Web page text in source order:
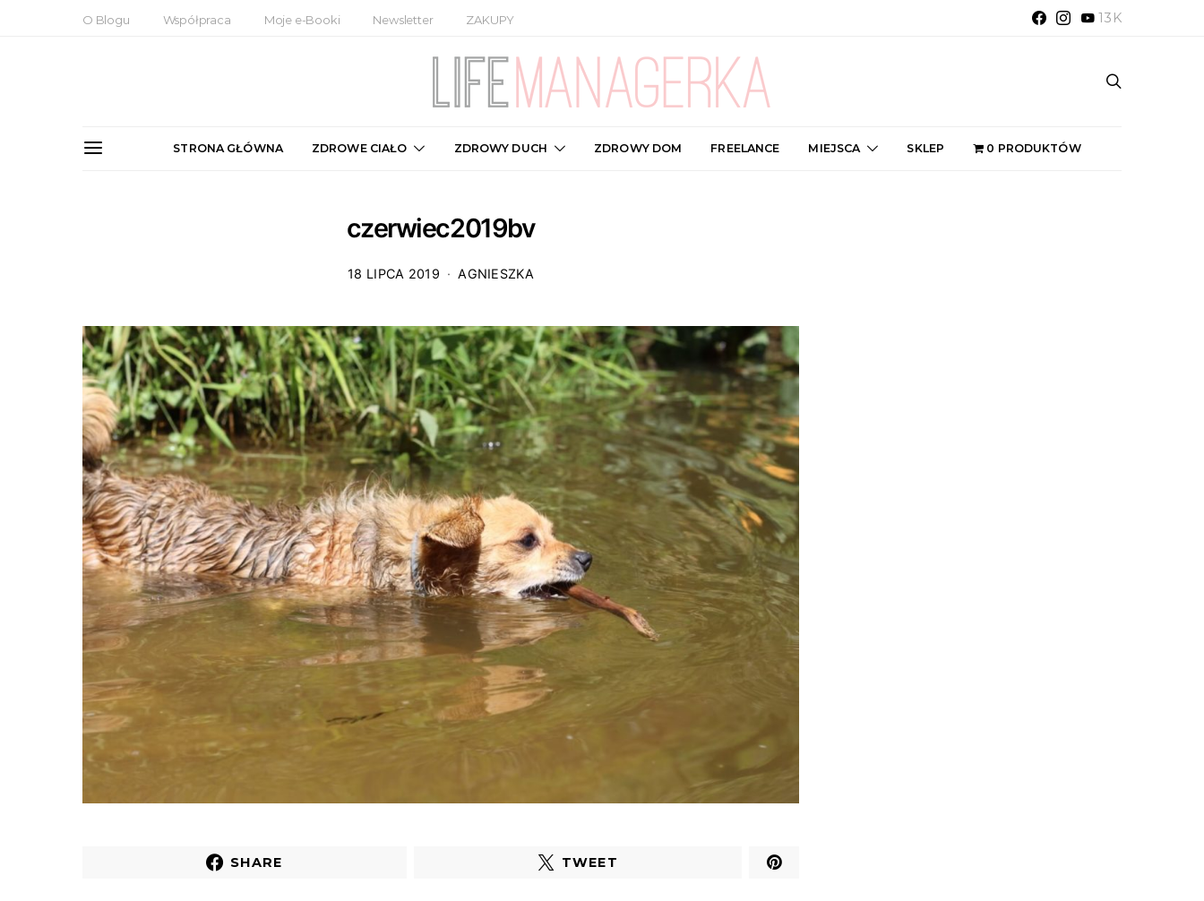
O Blogu Współpraca Moje e-Booki Newsletter ZAKUPY 13K
STRONA GŁÓWNA ZDROWE CIAŁO ZDROWY DUCH ZDROWY DOM FREELANCE MIEJSCA SKLEP 0 PRODUKTÓW
czerwiec2019bv
18 LIPCA 2019 AGNIESZKA
SHARE TWEET